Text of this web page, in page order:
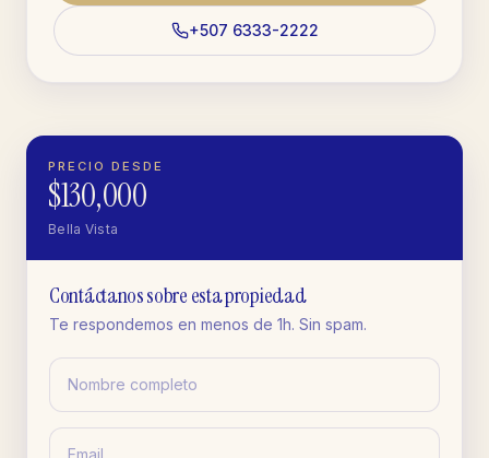
+507 6333-2222
PRECIO DESDE
$130,000
Bella Vista
Contáctanos sobre esta propiedad
Te respondemos en menos de 1h. Sin spam.